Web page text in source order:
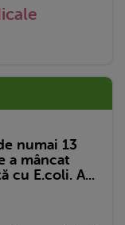
numai 13
a mâncat
cu E.coli. A...